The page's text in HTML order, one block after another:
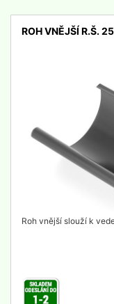
ROH VNĚJŠÍ R.Š.
Roh vnější slouží k